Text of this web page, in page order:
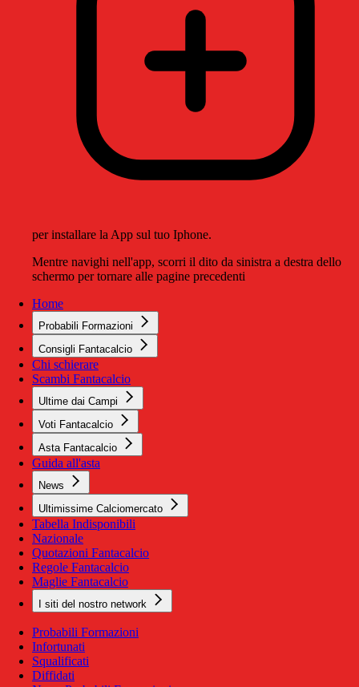
per installare la App sul tuo Iphone.
Mentre navighi nell'app, scorri il dito da sinistra a destra dello
schermo per tornare alle pagine precedenti
Home
Probabili Formazioni
Consigli Fantacalcio
Chi schierare
Scambi Fantacalcio
Ultime dai Campi
Voti Fantacalcio
Asta Fantacalcio
Guida all'asta
News
Ultimissime Calciomercato
Tabella Indisponibili
Nazionale
Quotazioni Fantacalcio
Regole Fantacalcio
Maglie Fantacalcio
I siti del nostro network
Probabili Formazioni
Infortunati
Squalificati
Diffidati